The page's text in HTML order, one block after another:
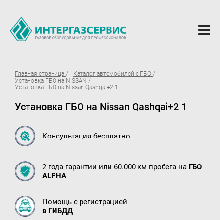
О компании
Новости
ГБО Alpha
Вопросы и ответы
Вакансии
Документы компании
Оферта
Партнёрам
Доставка Партнерам
Главная страница
Каталог автомобилей с ГБО
Установка ГБО на NISSAN
Установка ГБО на Nissan Qashqai+2 1
Установка ГБО на Nissan Qashqai+2 1
Консультация бесплатно
2 года гарантии или 60.000 км пробега на ГБО
ALPHA
Помощь с регистрацией
в ГИБДД